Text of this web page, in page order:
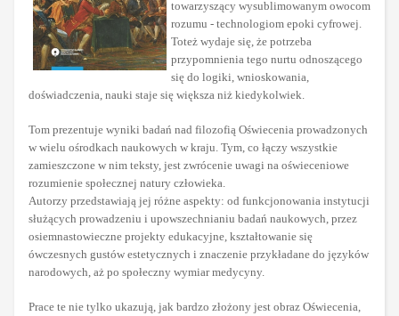
towarzyszący wysublimowanym owocom
rozumu - technologiom epoki cyfrowej.
Toteż wydaje się, że potrzeba
przypomnienia tego nurtu odnoszącego
się do logiki, wnioskowania,
doświadczenia, nauki staje się większa niż kiedykolwiek.
Tom prezentuje wyniki badań nad filozofią Oświecenia prowadzonych
w wielu ośrodkach naukowych w kraju. Tym, co łączy wszystkie
zamieszczone w nim teksty, jest zwrócenie uwagi na oświeceniowe
rozumienie społecznej natury człowieka.
Autorzy przedstawiają jej różne aspekty: od funkcjonowania instytucji
służących prowadzeniu i upowszechnianiu badań naukowych, przez
osiemnastowieczne projekty edukacyjne, kształtowanie się
ówczesnych gustów estetycznych i znaczenie przykładane do języków
narodowych, aż po społeczny wymiar medycyny.
Prace te nie tylko ukazują, jak bardzo złożony jest obraz Oświecenia,